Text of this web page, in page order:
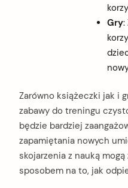
Gry:
Zarówno książeczki jak i
zabawy do treningu
będzie bardziej
zapamiętania nowych
skojarzenia z nauką
sposobem na to, jak